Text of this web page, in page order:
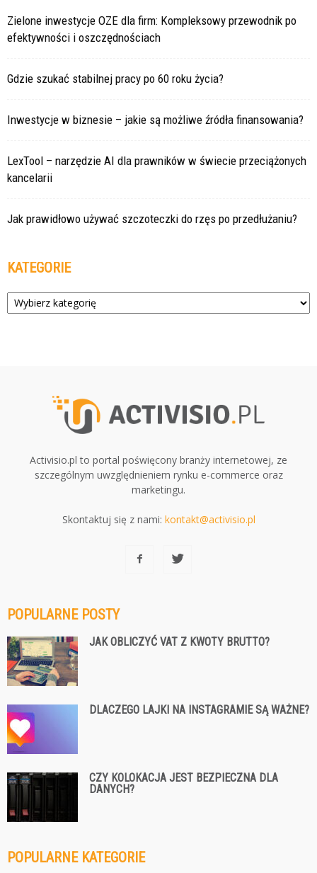
Zielone inwestycje OZE dla firm: Kompleksowy przewodnik po
efektywności i oszczędnościach
Gdzie szukać stabilnej pracy po 60 roku życia?
Inwestycje w biznesie – jakie są możliwe źródła finansowania?
LexTool – narzędzie AI dla prawników w świecie przeciążonych
kancelarii
Jak prawidłowo używać szczoteczki do rzęs po przedłużaniu?
KATEGORIE
Kategorie
Activisio.pl to portal poświęcony branży internetowej, ze
szczególnym uwzględnieniem rynku e-commerce oraz
marketingu.
Skontaktuj się z nami: kontakt@activisio.pl
POPULARNE POSTY
JAK OBLICZYĆ VAT Z KWOTY BRUTTO?
DLACZEGO LAJKI NA INSTAGRAMIE SĄ WAŻNE?
CZY KOLOKACJA JEST BEZPIECZNA DLA
DANYCH?
POPULARNE KATEGORIE